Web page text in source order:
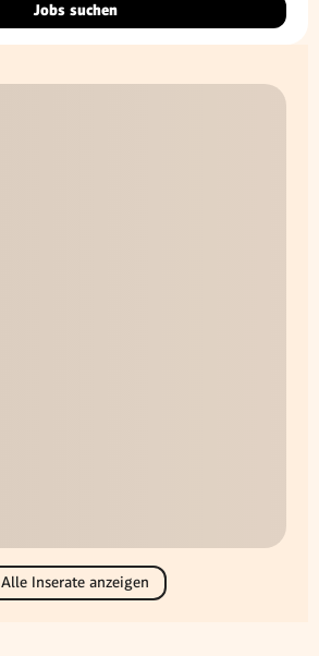
Jobs suchen
Alle Inserate anzeigen